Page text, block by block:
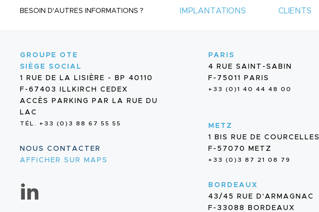
BESOIN D'AUTRES INFORMATIONS ? IMPLANTATIONS CLIENTS
GROUPE OTE
SIÈGE SOCIAL
1 RUE DE LA LISIÈRE - BP 40110
F-67403 ILLKIRCH CEDEX
ACCÈS PARKING PAR LA RUE DU
LAC
TÉL. +33 (0)3 88 67 55 55
NOUS CONTACTER
AFFICHER SUR MAPS
PARIS
4 RUE SAINT-SABIN
F-75011 PARIS
+33 (0)1 40 44 48 00
METZ
1 BIS RUE DE COURCELLES
F-57070 METZ
+33 (0)3 87 21 08 79
BORDEAUX
43/45 RUE D'ARMAGNAC
F-33088 BORDEAUX